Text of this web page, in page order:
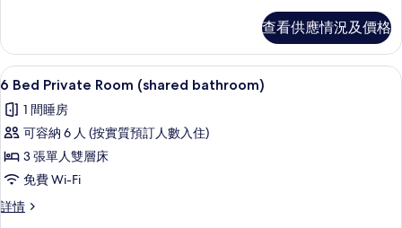
bathroom)
的
相
片
(shared
bathroom)
詳
查看供應情況及價格
載
入
所
有
6
Bed
Private
6
6 Bed Private Room (shared bathroom)
1 間睡房
可容納 6 人 (按實質預訂人數入住)
3 張單人雙層床
免費 Wi-Fi
詳情
6